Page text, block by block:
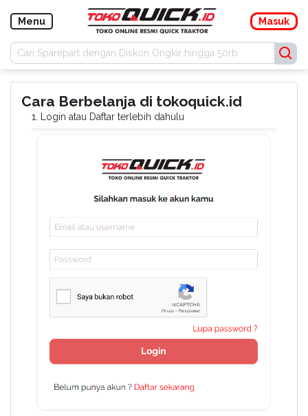
Navigasi
Masuk Daftar
Pembayaran
Bantuan
Menu Masuk
Cara Berbelanja di tokoquick.id
1. Login atau Daftar terlebih dahulu